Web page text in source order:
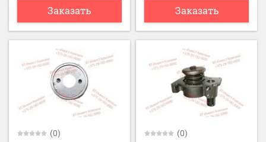
Заказать Заказать
(0) (0)